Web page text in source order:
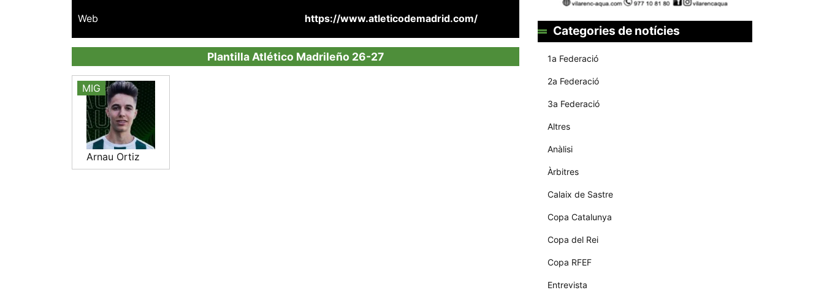
Web https://www.atleticodemadrid.com/
Plantilla Atlético Madrileño 26-27
MIG
Arnau Ortiz
Categories de notícies
1a Federació
2a Federació
3a Federació
Altres
Anàlisi
Àrbitres
Calaix de Sastre
Copa Catalunya
Copa del Rei
Copa RFEF
Entrevista
funcionament
tècnic de la
web.